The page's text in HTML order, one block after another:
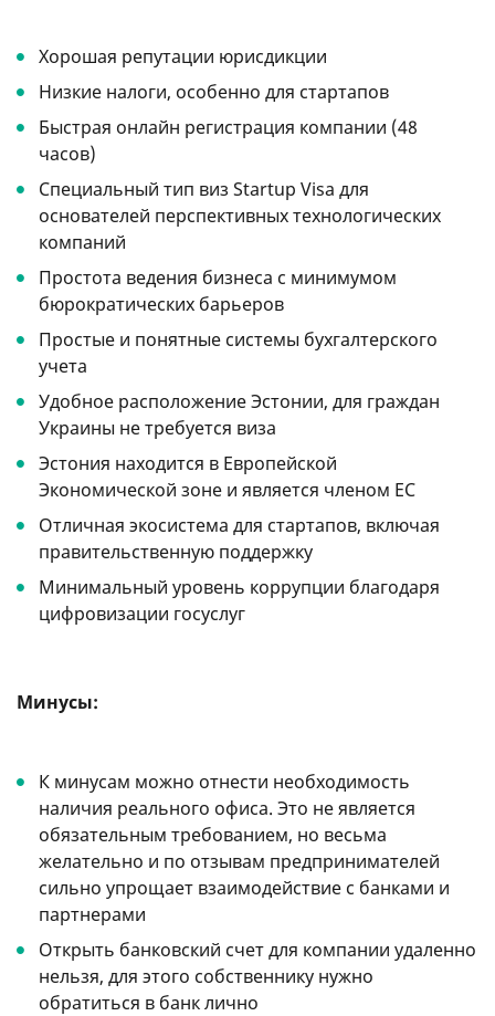
Хорошая репутации юрисдикции
Низкие налоги, особенно для стартапов
Быстрая онлайн регистрация компании (48
часов)
Специальный тип виз Startup Visa для
основателей перспективных технологических
компаний
Простота ведения бизнеса с минимумом
бюрократических барьеров
Простые и понятные системы бухгалтерского
учета
Удобное расположение Эстонии, для граждан
Украины не требуется виза
Эстония находится в Европейской
Экономической зоне и является членом ЕС
Отличная экосистема для стартапов, включая
правительственную поддержку
Минимальный уровень коррупции благодаря
цифровизации госуслуг
Минусы:
К минусам можно отнести необходимость
наличия реального офиса. Это не является
обязательным требованием, но весьма
желательно и по отзывам предпринимателей
сильно упрощает взаимодействие с банками и
партнерами
Открыть банковский счет для компании удаленно
нельзя, для этого собственнику нужно
обратиться в банк лично